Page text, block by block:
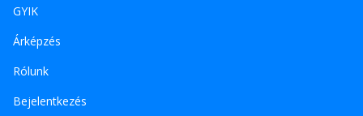
GYIK
Árképzés
Rólunk
Bejelentkezés